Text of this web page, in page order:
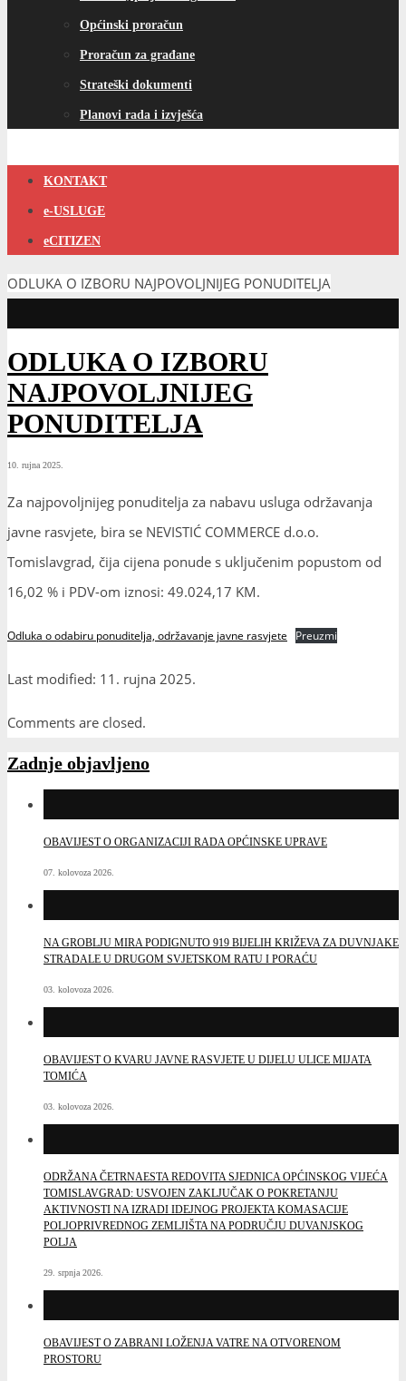
Općinski proračun
Proračun za građane
Strateški dokumenti
Planovi rada i izvješća
KONTAKT
e-USLUGE
eCITIZEN
ODLUKA O IZBORU NAJPOVOLJNIJEG PONUDITELJA
ODLUKA O IZBORU
NAJPOVOLJNIJEG
PONUDITELJA
10. rujna 2025.
Za najpovoljnijeg ponuditelja za nabavu usluga održavanja
javne rasvjete, bira se NEVISTIĆ COMMERCE d.o.o.
Tomislavgrad, čija cijena ponude s uključenim popustom od
16,02 % i PDV-om iznosi: 49.024,17 KM.
Odluka o odabiru ponuditelja, održavanje javne rasvjete Preuzmi
Last modified: 11. rujna 2025.
Comments are closed.
Zadnje objavljeno
OBAVIJEST O ORGANIZACIJI RADA OPĆINSKE UPRAVE
07. kolovoza 2026.
NA GROBLJU MIRA PODIGNUTO 919 BIJELIH KRIŽEVA ZA DUVNJAKE
STRADALE U DRUGOM SVJETSKOM RATU I PORAĆU
03. kolovoza 2026.
OBAVIJEST O KVARU JAVNE RASVJETE U DIJELU ULICE MIJATA
TOMIĆA
03. kolovoza 2026.
ODRŽANA ČETRNAESTA REDOVITA SJEDNICA OPĆINSKOG VIJEĆA
TOMISLAVGRAD: USVOJEN ZAKLJUČAK O POKRETANJU
AKTIVNOSTI NA IZRADI IDEJNOG PROJEKTA KOMASACIJE
POLJOPRIVREDNOG ZEMLJIŠTA NA PODRUČJU DUVANJSKOG
POLJA
29. srpnja 2026.
OBAVIJEST O ZABRANI LOŽENJA VATRE NA OTVORENOM
PROSTORU